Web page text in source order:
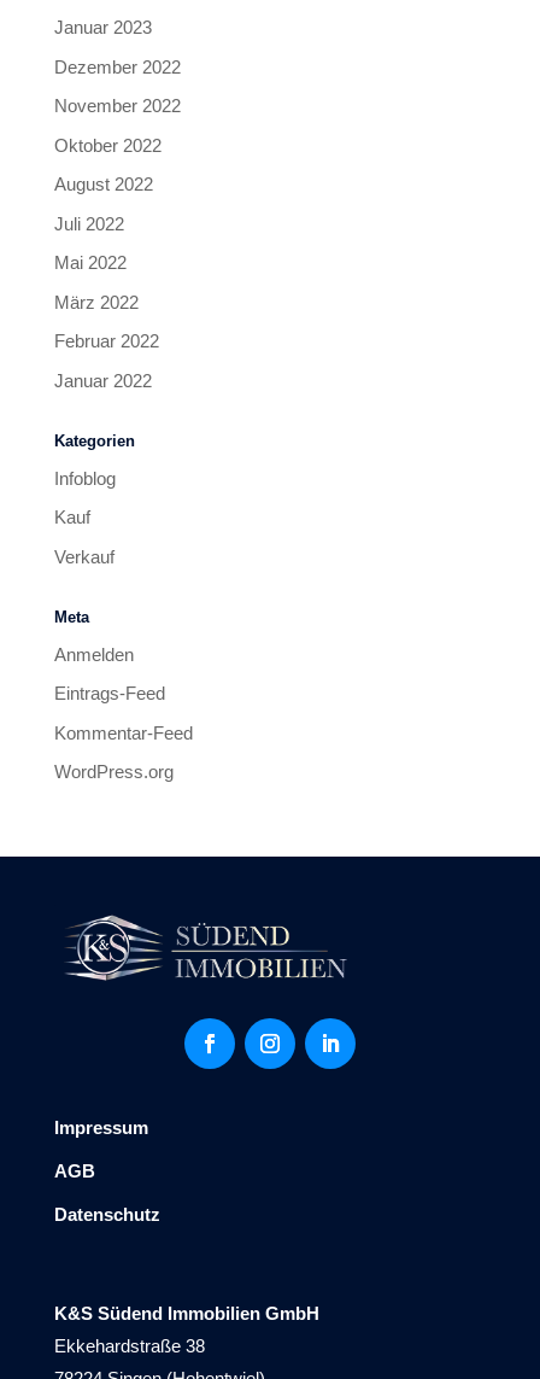
Januar 2023
Dezember 2022
November 2022
Oktober 2022
August 2022
Juli 2022
Mai 2022
März 2022
Februar 2022
Januar 2022
Kategorien
Infoblog
Kauf
Verkauf
Meta
Anmelden
Eintrags-Feed
Kommentar-Feed
WordPress.org
Impressum
AGB
Datenschutz
K&S Südend Immobilien GmbH
Ekkehardstraße 38